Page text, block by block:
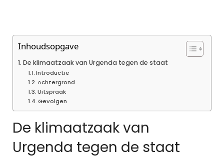
Inhoudsopgave
De klimaatzaak van Urgenda tegen de staat
Introductie
Achtergrond
Uitspraak
Gevolgen
De klimaatzaak van
Urgenda tegen de staat